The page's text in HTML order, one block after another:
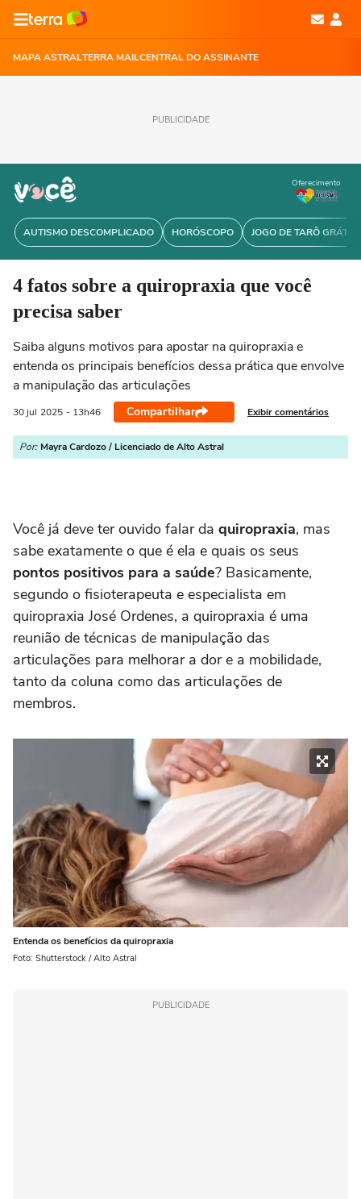
MAPA ASTRALTERRA MAILCENTRAL DO ASSINANTE
PUBLICIDADE
AUTISMO DESCOMPLICADO HORÓSCOPO JOGO DE TARÔ GRÁTIS
Oferecimento
4 fatos sobre a quiropraxia que você
precisa saber
Saiba alguns motivos para apostar na quiropraxia e
entenda os principais benefícios dessa prática que envolve
a manipulação das articulações
30 jul 2025 - 13h46 Compartilhar Exibir comentários
Por: Mayra Cardozo / Licenciado de Alto Astral
Você já deve ter ouvido falar da quiropraxia, mas
sabe exatamente o que é ela e quais os seus
pontos positivos para a saúde? Basicamente,
segundo o fisioterapeuta e especialista em
quiropraxia José Ordenes, a quiropraxia é uma
reunião de técnicas de manipulação das
articulações para melhorar a dor e a mobilidade,
tanto da coluna como das articulações de
membros.
Entenda os benefícios da quiropraxia
Foto: Shutterstock / Alto Astral
PUBLICIDADE